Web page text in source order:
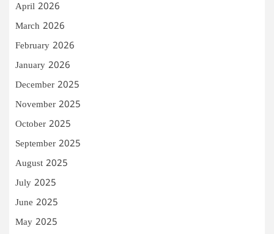
April 2026
March 2026
February 2026
January 2026
December 2025
November 2025
October 2025
September 2025
August 2025
July 2025
June 2025
May 2025